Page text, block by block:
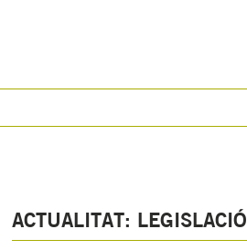
ACTUALITAT: LEGISLACIÓ